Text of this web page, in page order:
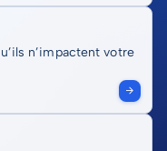
n’impactent votre